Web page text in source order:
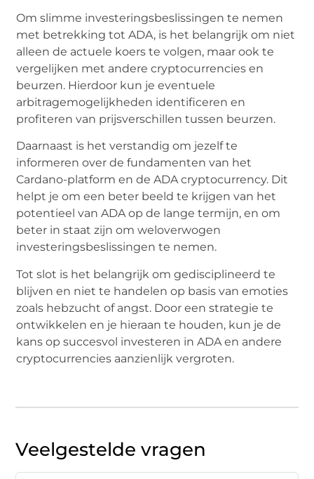
Om slimme investeringsbeslissingen te nemen
met betrekking tot ADA, is het belangrijk om niet
alleen de actuele koers te volgen, maar ook te
vergelijken met andere cryptocurrencies en
beurzen. Hierdoor kun je eventuele
arbitragemogelijkheden identificeren en
profiteren van prijsverschillen tussen beurzen.
Daarnaast is het verstandig om jezelf te
informeren over de fundamenten van het
Cardano-platform en de ADA cryptocurrency. Dit
helpt je om een beter beeld te krijgen van het
potentieel van ADA op de lange termijn, en om
beter in staat zijn om weloverwogen
investeringsbeslissingen te nemen.
Tot slot is het belangrijk om gedisciplineerd te
blijven en niet te handelen op basis van emoties
zoals hebzucht of angst. Door een strategie te
ontwikkelen en je hieraan te houden, kun je de
kans op succesvol investeren in ADA en andere
cryptocurrencies aanzienlijk vergroten.
Veelgestelde vragen